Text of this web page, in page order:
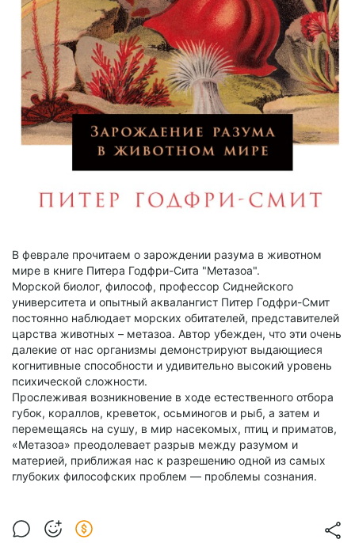
В феврале прочитаем о зарождении разума в животном
мире в книге Питера Годфри-Сита "Метазоа".
Морской биолог, философ, профессор Сиднейского
университета и опытный аквалангист Питер Годфри-Смит
постоянно наблюдает морских обитателей, представителей
царства животных – метазоа. Автор убежден, что эти очень
далекие от нас организмы демонстрируют выдающиеся
когнитивные способности и удивительно высокий уровень
психической сложности.
Прослеживая возникновение в ходе естественного отбора
губок, кораллов, креветок, осьминогов и рыб, а затем и
перемещаясь на сушу, в мир насекомых, птиц и приматов,
«Метазоа» преодолевает разрыв между разумом и
материей, приближая нас к разрешению одной из самых
глубоких философских проблем — проблемы сознания.